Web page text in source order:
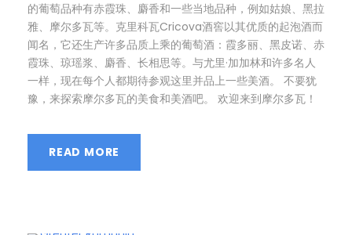
的葡萄品种有赤霞珠、麝香和一些当地品种，例如姑娘、黑拉
雅、摩尔多瓦等。克里科瓦Cricova酒窖以其优质的起泡酒而
闻名，它还生产许多品质上乘的葡萄酒：霞多丽、黑皮诺、赤
霞珠、琼瑶浆、麝香、长相思等。与尤里·加加林和许多名人
一样，现在每个人都期待参观这里并品上一些美酒。 不要犹
豫，来探索摩尔多瓦的美食和美酒吧。 欢迎来到摩尔多瓦！
READ MORE